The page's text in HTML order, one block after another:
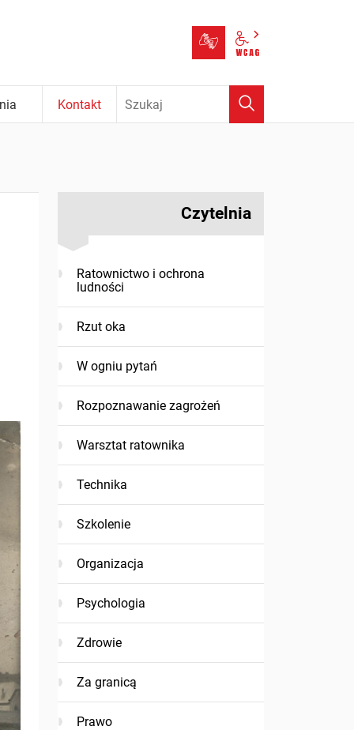
Tłumacz języka
Panel wcag
Kontakt Wyszukaj
Czytelnia
Ratownictwo i ochrona
ludności
Rzut oka
W ogniu pytań
Rozpoznawanie zagrożeń
Warsztat ratownika
Technika
Szkolenie
Organizacja
Psychologia
Zdrowie
Za granicą
Prawo